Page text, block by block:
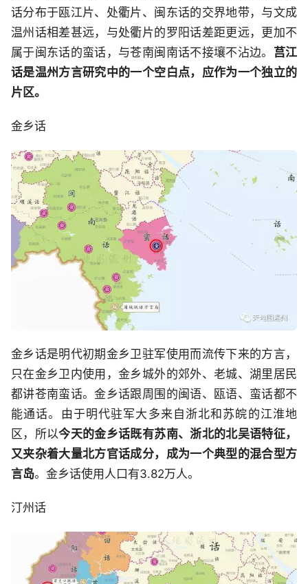
话分布于瓯江片、处衢片、闽东话的交界地带，与文成
温州话相差甚远，与处衢片的罗阳话差距更远，更加不
属于闽东话的蛮话，与苍南闽南话不接壤不沾边。 莒江
话是温州方言研究中的一个空白点，应作为一个独立的
片区。
金乡话
金乡话是明代初期金乡卫驻军使用而流传下来的方言，
只在金乡卫内使用，金乡城外的郊外、老城、湖里居民
都讲苍南蛮话。金乡话跟周围的闽语、瓯语、蛮话都不
能通话。由于明代驻军大多来自浙北和苏皖的江淮地
区，所以今天的金乡话既有苏南、浙北的北吴语特征，
又夹杂着大量北方官话成分，成为一个典型的混合型方
言岛。金乡话使用人口有3.82万人。
汀州话